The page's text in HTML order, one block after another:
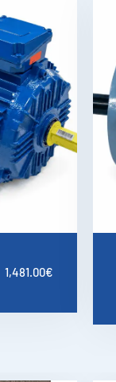
1,481.00€